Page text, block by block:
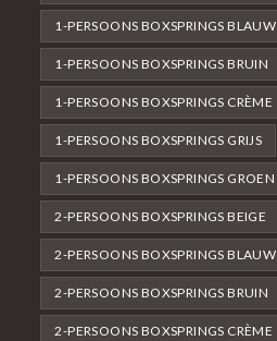
1-PERSOONS BOXSPRINGS BLAUW
1-PERSOONS BOXSPRINGS BRUIN
1-PERSOONS BOXSPRINGS CRÈME
1-PERSOONS BOXSPRINGS GRIJS
1-PERSOONS BOXSPRINGS GROEN
2-PERSOONS BOXSPRINGS BEIGE
2-PERSOONS BOXSPRINGS BLAUW
2-PERSOONS BOXSPRINGS BRUIN
2-PERSOONS BOXSPRINGS CRÈME